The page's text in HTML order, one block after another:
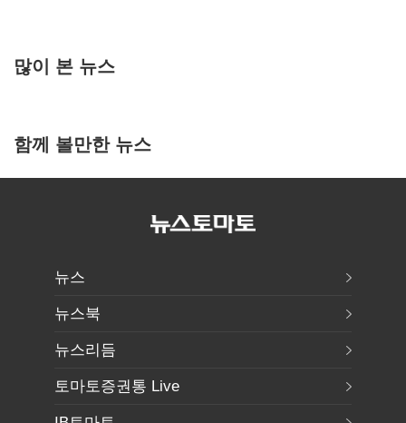
많이 본 뉴스
함께 볼만한 뉴스
뉴스
뉴스북
뉴스리듬
토마토증권통 Live